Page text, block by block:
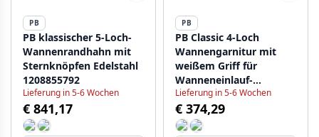
PB
PB klassischer 5-Loch-
Wannenrandhahn mit
Sternknöpfen Edelstahl
1208855792
Lieferung in 5-6 Wochen
€ 841,17
PB
PB Classic 4-Loch
Wannengarnitur mit
weißem Griff für
Wanneneinlauf-
Kombination Chrom
1208855802
Lieferung in 5-6 Wochen
€ 374,29